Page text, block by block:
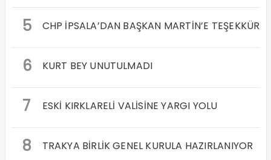
5 CHP İPSALA’DAN BAŞKAN MARTİN’E TEŞEKKÜR
6 KURT BEY UNUTULMADI
7 ESKİ KIRKLARELİ VALİSİNE YARGI YOLU
8 TRAKYA BİRLİK GENEL KURULA HAZIRLANIYOR